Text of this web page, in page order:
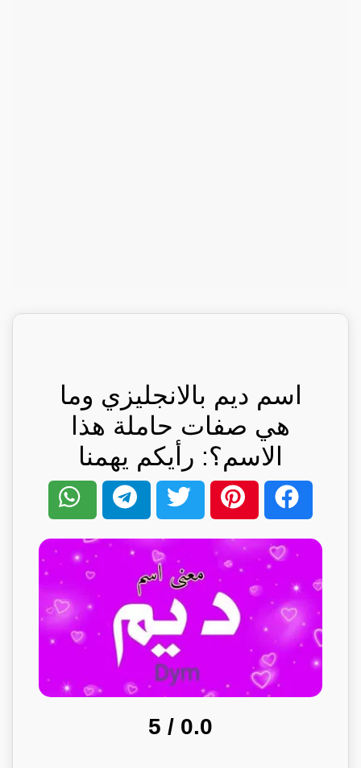
اسم ديم بالانجليزي وما
هي صفات حاملة هذا
الاسم؟: رأيكم يهمنا
0.0
/ 5